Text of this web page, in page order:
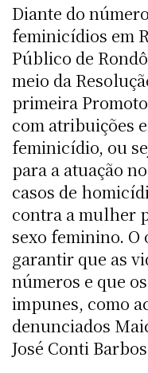
Diante do
feminicídios em
Público de
meio da
primeira
com atribuições
feminicídio, ou
para a atuação
casos de
contra a mulher
sexo feminino.
garantir que as
números e que
impunes, como
denunciados
José Conti